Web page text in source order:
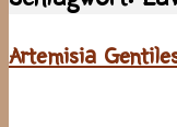
Artemisia